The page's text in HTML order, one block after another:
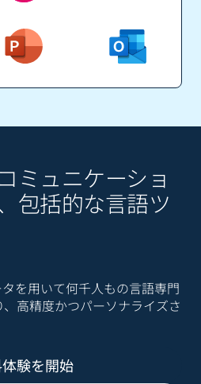
ミュニケーショ
包括的な言語ツ
を用いて何千人もの言語専門
高精度かつパーソナライズさ
験を開始